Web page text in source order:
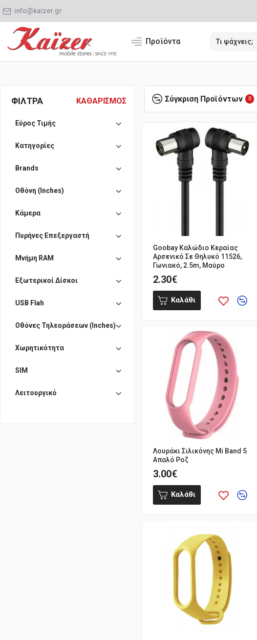
info@kaizer.gr
Προϊόντα
ΦΙΛΤΡΑ ΚΑΘΑΡΙΣΜΟΣ
Εύρος Τιμής
Κατηγορίες
Brands
Οθόνη (Inches)
Κάμερα
Πυρήνες Επεξεργαστή
Μνήμη RAM
Εξωτερικοί Δίσκοι
USB Flah
Οθόνες Τηλεοράσεων (Inches)
Χωρητικότητα
SIM
Λειτουργικό
Σύγκριση Προϊόντων 0
Goobay Καλώδιο Κεραίας
Αρσενικό Σε Θηλυκό 11526,
Γωνιακό, 2.5m, Μαύρο
2.30€
Καλάθι
Λουράκι Σιλικόνης Mi Band 5
Απαλό Ροζ
3.00€
Καλάθι